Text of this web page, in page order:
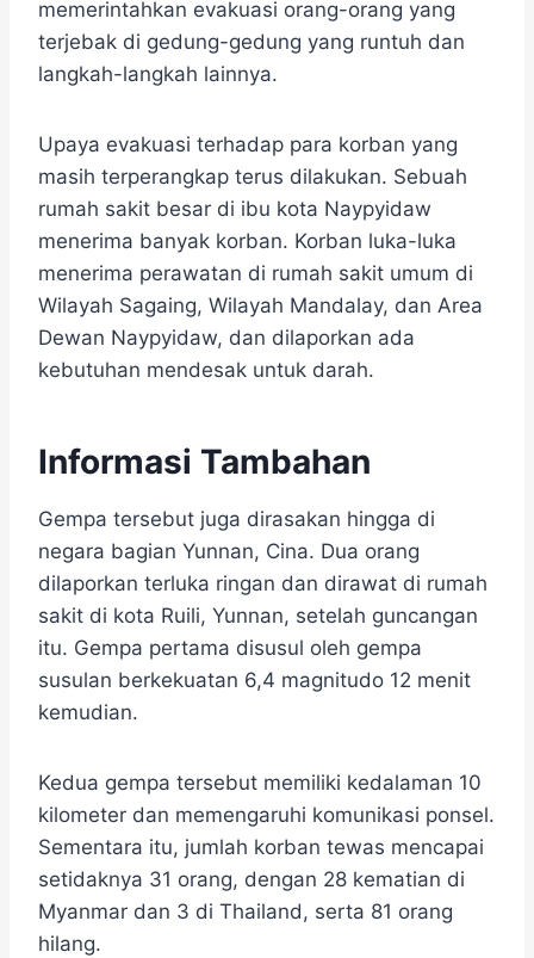
memerintahkan evakuasi orang-orang yang
terjebak di gedung-gedung yang runtuh dan
langkah-langkah lainnya.
Upaya evakuasi terhadap para korban yang
masih terperangkap terus dilakukan. Sebuah
rumah sakit besar di ibu kota Naypyidaw
menerima banyak korban. Korban luka-luka
menerima perawatan di rumah sakit umum di
Wilayah Sagaing, Wilayah Mandalay, dan Area
Dewan Naypyidaw, dan dilaporkan ada
kebutuhan mendesak untuk darah.
Informasi Tambahan
Gempa tersebut juga dirasakan hingga di
negara bagian Yunnan, Cina. Dua orang
dilaporkan terluka ringan dan dirawat di rumah
sakit di kota Ruili, Yunnan, setelah guncangan
itu. Gempa pertama disusul oleh gempa
susulan berkekuatan 6,4 magnitudo 12 menit
kemudian.
Kedua gempa tersebut memiliki kedalaman 10
kilometer dan memengaruhi komunikasi ponsel.
Sementara itu, jumlah korban tewas mencapai
setidaknya 31 orang, dengan 28 kematian di
Myanmar dan 3 di Thailand, serta 81 orang
hilang.